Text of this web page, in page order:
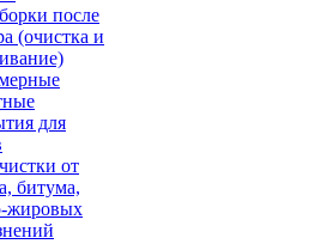
после
(очистка и
для
от
битума,
жировых